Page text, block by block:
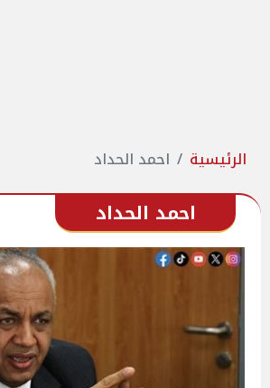
الرئيسية احمد الحداد
احمد الحداد